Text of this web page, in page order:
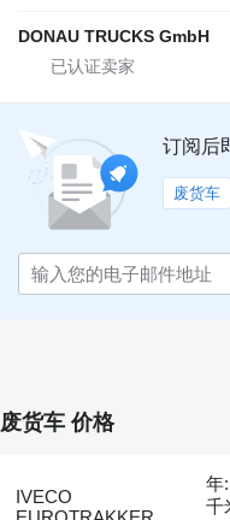
DONAU TRUCKS GmbH
订阅后
废货车
废货车 价格
IVECO
年
千